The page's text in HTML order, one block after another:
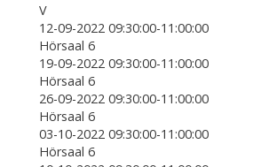
V
12-09-2022 09:30:00-11:00:00
Hörsaal 6
19-09-2022 09:30:00-11:00:00
Hörsaal 6
26-09-2022 09:30:00-11:00:00
Hörsaal 6
03-10-2022 09:30:00-11:00:00
Hörsaal 6